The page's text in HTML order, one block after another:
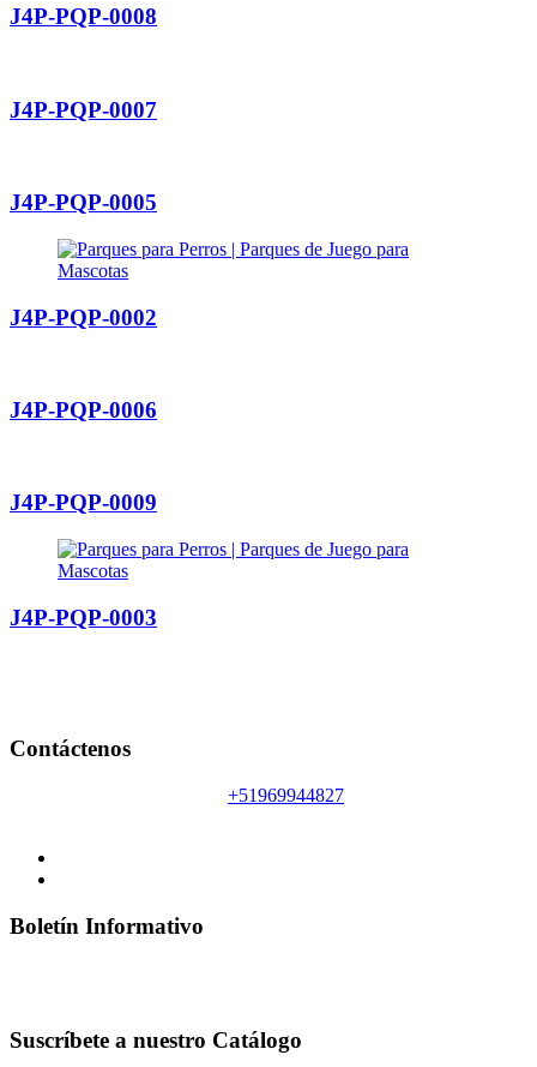
J4P-PQP-0008
J4P-PQP-0007
J4P-PQP-0005
J4P-PQP-0002
J4P-PQP-0006
J4P-PQP-0009
J4P-PQP-0003
Contáctenos
+51969944827
Boletín Informativo
Suscríbete a nuestro Catálogo